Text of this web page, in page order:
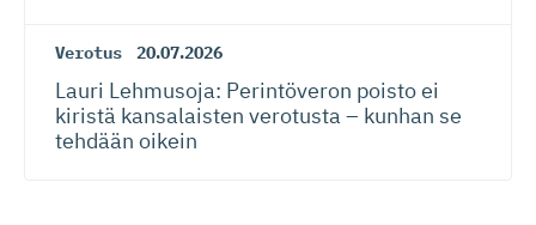
Verotus 20.07.2026
Lauri Lehmusoja: Perintöveron poisto ei
kiristä kansalaisten verotusta – kunhan se
tehdään oikein